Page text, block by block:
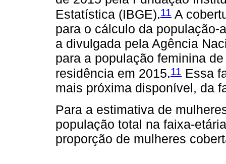
Estatística (IBGE).11 A
para o cálculo da
a divulgada pela Agência
para a população feminina
residência em 2015.11 Essa
mais próxima disponível, da
Para a estimativa de
população total na faixa-
proporção de mulheres